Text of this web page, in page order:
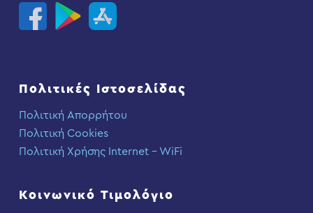
Πολιτικές Ιστοσελίδας
Πολιτική Απορρήτου
Πολιτική Cookies
Πολιτική Χρήσης Internet – WiFi
Κοινωνικό Τιμολόγιο